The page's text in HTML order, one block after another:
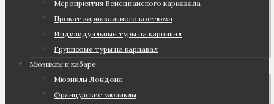
Мероприятия Венецианского карнавала
Прокат карнавального костюма
Индивидуальные туры на карнавал
Групповые туры на карнавал
Мюзиклы и кабаре
Мюзиклы Лондона
Французские мюзиклы